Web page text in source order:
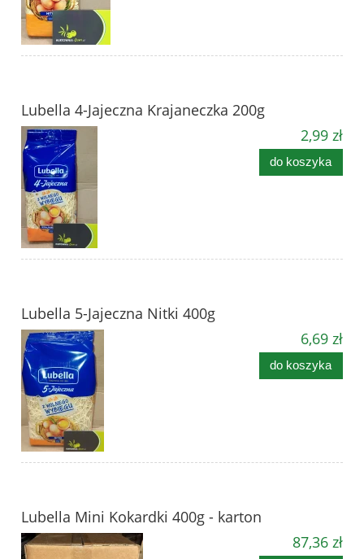
Lubella 4-Jajeczna Krajaneczka 200g
2,99 zł
do koszyka
Lubella 5-Jajeczna Nitki 400g
6,69 zł
do koszyka
Lubella Mini Kokardki 400g - karton
87,36 zł